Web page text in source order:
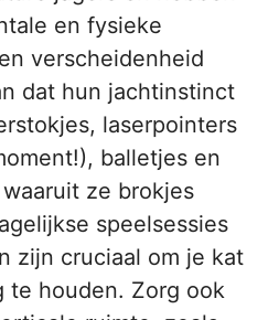
en fysieke
verscheidenheid
dat hun jachtinstinct
laserpointers
balletjes en
ze brokjes
speelsessies
zijn cruciaal om je kat
te houden. Zorg ook